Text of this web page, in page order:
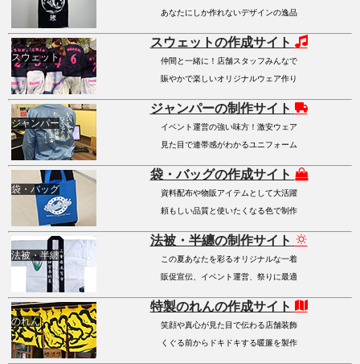
あなたにしか作れないデザインの逸品
スウェット
スウェットの作成サイト
仲間と一緒に！店舗スタッフみんなで
賑やかで楽しいオリジナルウェア作り
ジャンパー
ジャンパーの制作サイト
イベント運営の強い味方！激安ウェア
見た目で連帯感がわかるユニフォーム
袋・バッグ
袋・バッグの作成サイト
資料配布や物販アイテムとして大活躍
頼もしい品質と使いたくなる色で制作
法被・半纏
法被・半纏の制作サイト
この夏あなたを彩るオリジナルな一着
販促宣伝、イベント運営、祭りに最適
のれん
特製のれんの作成サイト
笑顔や真心が見た目で伝わる店舗装飾
くぐる前からドキドキする暖簾を製作